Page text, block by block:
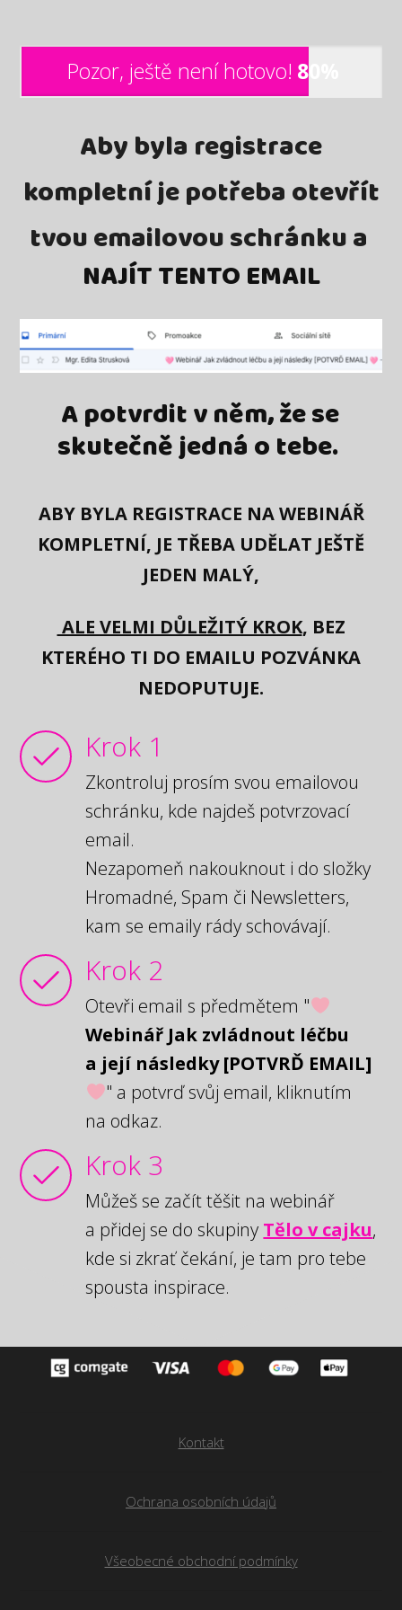
Pozor, ještě není hotovo! 80%
Aby byla registrace
kompletní je potřeba otevřít
tvou emailovou schránku a
NAJÍT TENTO EMAIL
A potvrdit v něm, že se
skutečně jedná o tebe.
ABY BYLA REGISTRACE NA WEBINÁŘ
KOMPLETNÍ, JE TŘEBA UDĚLAT JEŠTĚ
JEDEN MALÝ,
ALE VELMI DŮLEŽITÝ KROK, BEZ
KTERÉHO TI DO EMAILU POZVÁNKA
NEDOPUTUJE.
Krok 1
Zkontroluj prosím svou emailovou
schránku, kde najdeš potvrzovací
email.
Nezapomeň nakouknout i do složky
Hromadné, Spam či Newsletters,
kam se emaily rády schovávají.
Krok 2
Otevři email s předmětem "
Webinář Jak zvládnout léčbu
a její následky [POTVRĎ EMAIL]
" a potvrď svůj email, kliknutím
na odkaz.
Krok 3
Můžeš se začít těšit na webinář
a přidej se do skupiny Tělo v cajku,
kde si zkrať čekání, je tam pro tebe
spousta inspirace.
Kontakt
Ochrana osobních údajů
Všeobecné obchodní podmínky